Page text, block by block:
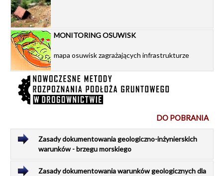
MONITORING OSUWISK
mapa osuwisk zagrażających infrastrukturze
DO POBRANIA
Zasady dokumentowania geologiczno-inżynierskich
warunków - brzegu morskiego
Zasady dokumentowania warunków geologicznych dla